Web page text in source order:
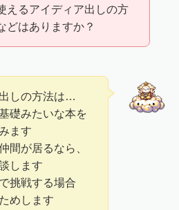
えるアイディア出しの方
どはありますか？
しの方法は…
礎みたいな本を
ます
間が居るなら、
します
挑戦する場合
めします